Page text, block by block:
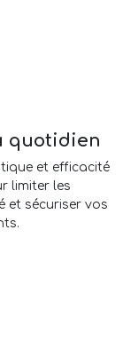
quotidien
et efficacité
limiter les
et sécuriser vos